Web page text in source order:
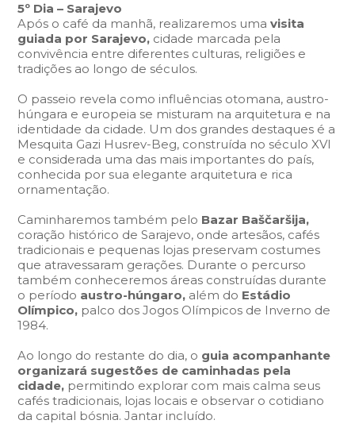
5º Dia – Sarajevo
Após o café da manhã, realizaremos umavisita
guiada por Sarajevo, cidade marcada pela
convivência entre diferentes culturas, religiões e
tradições ao longo de séculos.
O passeio revela como influências otomana, austro-
húngara e europeia se misturam na arquitetura e na
identidade da cidade. Um dos grandes destaques é a
Mesquita Gazi Husrev-Beg, construída no século XVI
e considerada uma das mais importantes do país,
conhecida por sua elegante arquitetura e rica
ornamentação.
Caminharemos também pelo Bazar Baščaršija,
coração histórico de Sarajevo, onde artesãos, cafés
tradicionais e pequenas lojas preservam costumes
que atravessaram gerações. Durante o percurso
também conheceremos áreas construídas durante
o período austro-húngaro, além do Estádio
Olímpico, palco dos Jogos Olímpicos de Inverno de
1984.
Ao longo do restante do dia, o guia acompanhante
organizará sugestões de caminhadas pela
cidade, permitindo explorar com mais calma seus
cafés tradicionais, lojas locais e observar o cotidiano
da capital bósnia. Jantar incluído.